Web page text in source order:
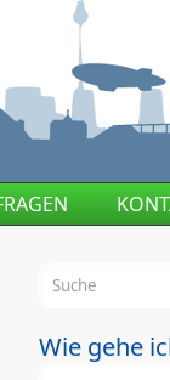
Wie gehe